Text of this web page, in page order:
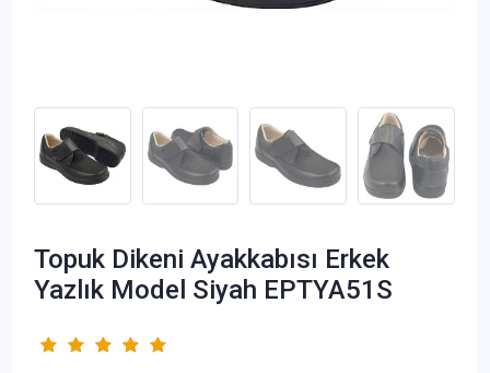
Topuk Dikeni Ayakkabısı Erkek
Yazlık Model Siyah EPTYA51S